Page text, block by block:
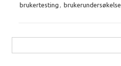
brukertesting , brukerundersøkelse
etter: